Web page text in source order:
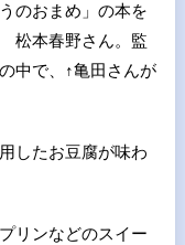
のおまめ」の本を
松本春野さん。監
中で、↑亀田さんが
したお豆腐が味わ
リンなどのスイー